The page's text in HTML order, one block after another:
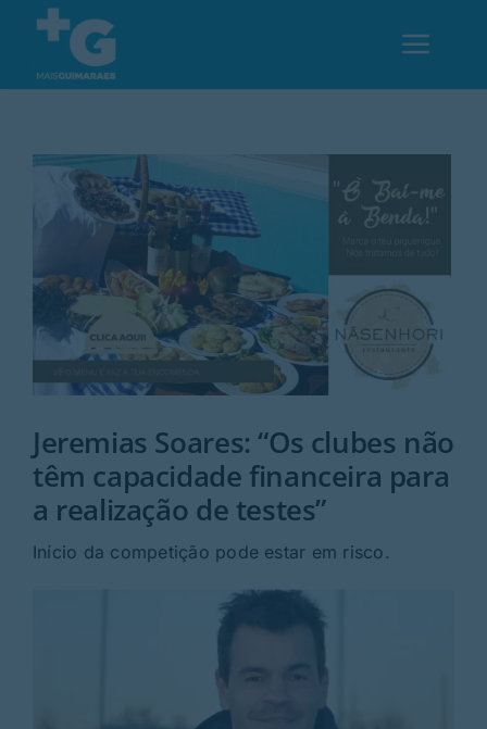
content
Desporto
Rubricas
Jornal
Jeremias Soares: “Os clubes não
têm capacidade financeira para
a realização de testes”
Início da competição pode estar em risco.